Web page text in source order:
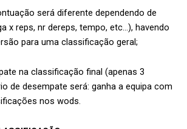
será diferente dependendo de
x reps, nr dereps, tempo, etc…), havendo
para uma classificação geral;
na classificação final (apenas 3
de desempate será: ganha a equipa com
nos wods.